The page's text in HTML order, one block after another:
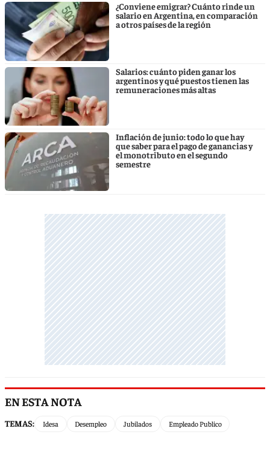
¿Conviene emigrar? Cuánto rinde un
salario en Argentina, en comparación
a otros países de la región
Salarios: cuánto piden ganar los
argentinos y qué puestos tienen las
remuneraciones más altas
Inflación de junio: todo lo que hay
que saber para el pago de ganancias y
el monotributo en el segundo
semestre
EN ESTA NOTA
TEMAS: Idesa Desempleo Jubilados Empleado Publico